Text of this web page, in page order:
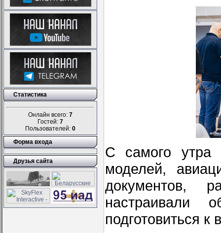
Статистика
Онлайн всего: 7
Гостей: 7
Пользователей: 0
Форма входа
Друзья сайта
С самого утра
моделей,
документов,
настраивали
подготовиться